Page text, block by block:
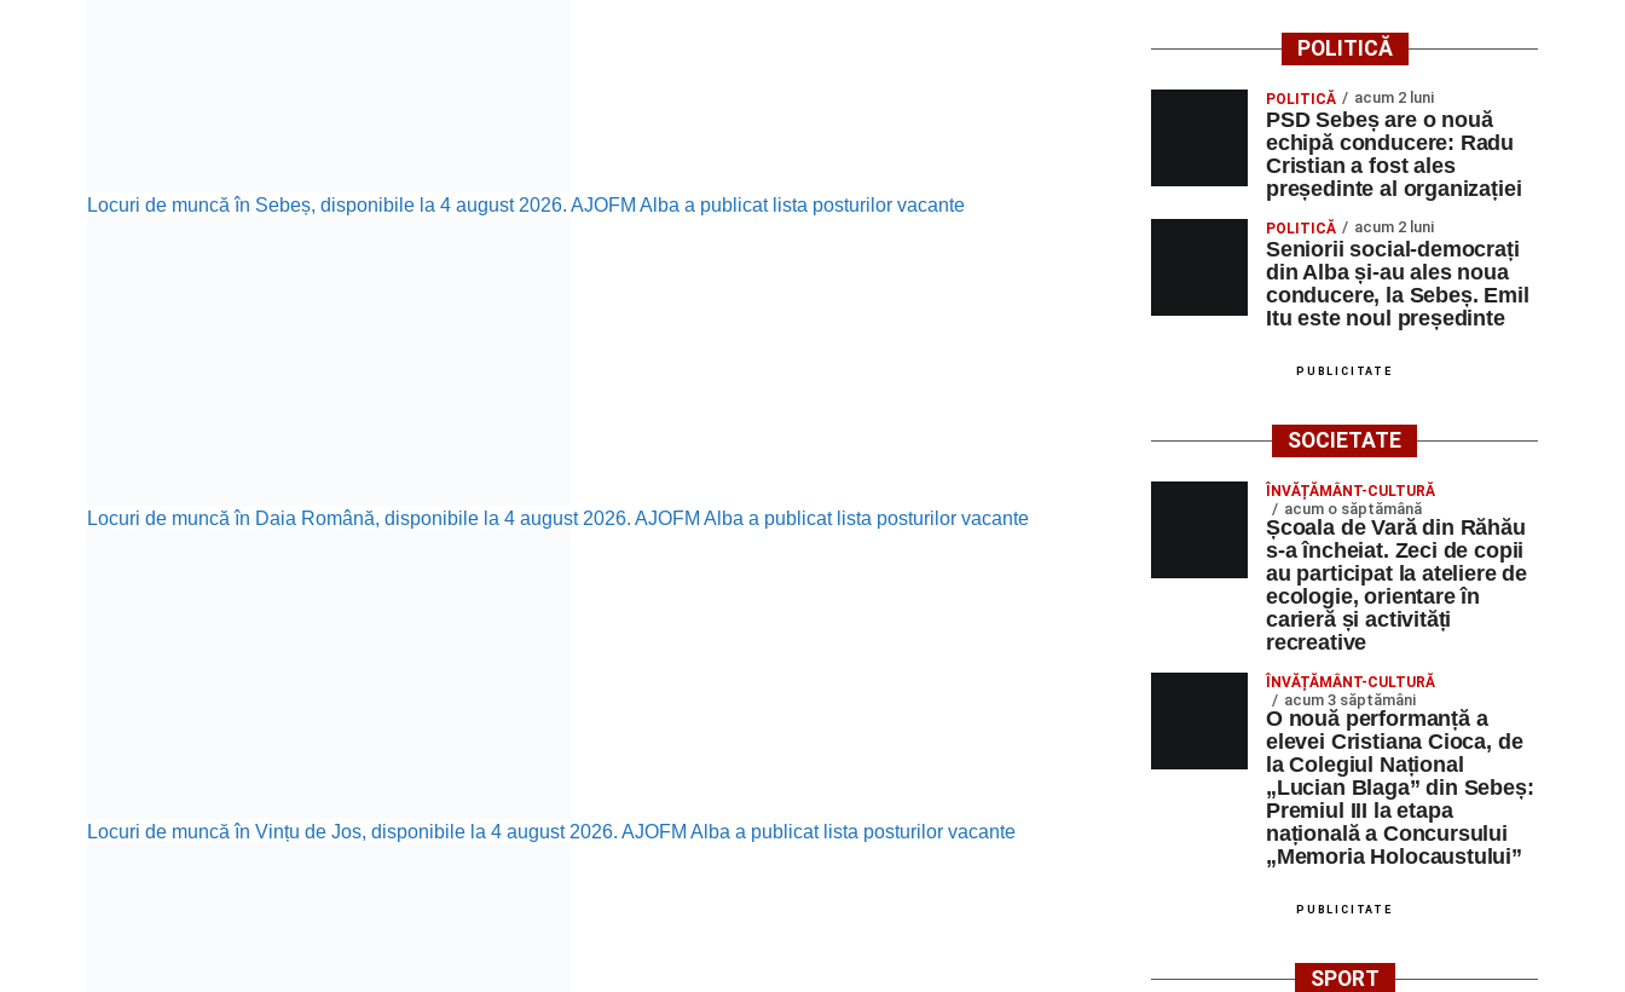
Locuri de muncă în Sebeș, disponibile la 4 august 2026. AJOFM Alba a publicat lista posturilor vacante
Locuri de muncă în Daia Română, disponibile la 4 august 2026. AJOFM Alba a publicat lista posturilor vacante
Locuri de muncă în Vințu de Jos, disponibile la 4 august 2026. AJOFM Alba a publicat lista posturilor vacante
POLITICĂ
POLITICĂ acum 2 luni
PSD Sebeș are o nouă
echipă conducere: Radu
Cristian a fost ales
președinte al organizației
POLITICĂ acum 2 luni
Seniorii social-democrați
din Alba și-au ales noua
conducere, la Sebeș. Emil
Itu este noul președinte
PUBLICITATE
SOCIETATE
ÎNVĂȚĂMÂNT-CULTURĂ
acum o săptămână
Școala de Vară din Răhău
s-a încheiat. Zeci de copii
au participat la ateliere de
ecologie, orientare în
carieră și activități
recreative
ÎNVĂȚĂMÂNT-CULTURĂ
acum 3 săptămâni
O nouă performanță a
elevei Cristiana Cioca, de
la Colegiul Național
„Lucian Blaga” din Sebeș:
Premiul III la etapa
națională a Concursului
„Memoria Holocaustului”
PUBLICITATE
SPORT